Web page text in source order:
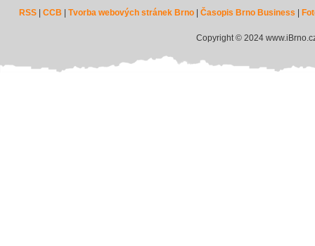
RSS |CCB |Tvorba webových stránek Brno |Časopis Brno Business
Copyright © 2024